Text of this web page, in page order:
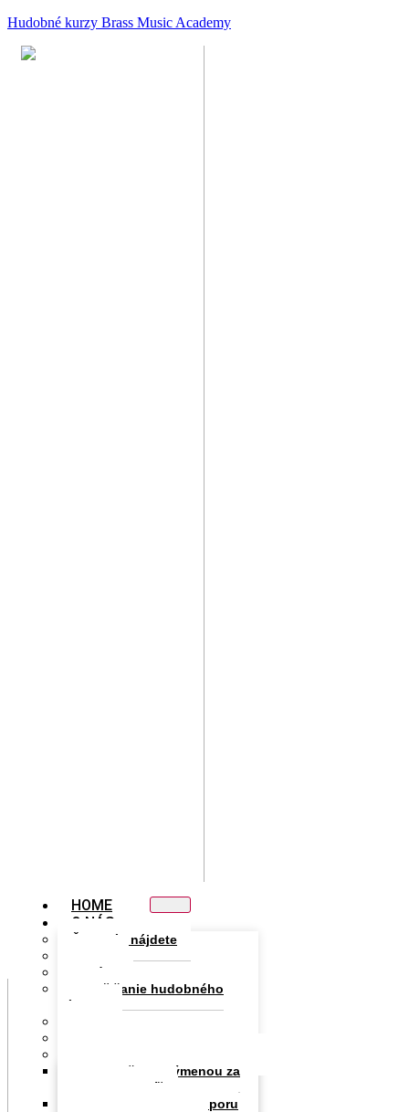
Hudobné kurzy Brass Music Academy
HOME
O NÁS
Čo u nás nájdete
História
Zapožičanie hudobného
nástroja
Podpora školy výmenou za
reklamu a prestíž
Fond pre rozvoj a podporu